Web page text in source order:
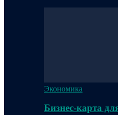
Экономика
Бизнес-карта